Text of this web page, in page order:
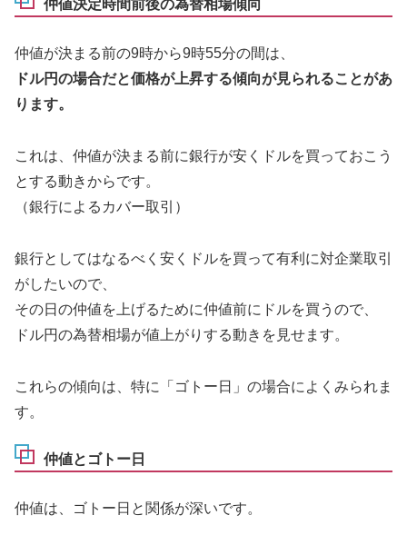
仲値決定時間前後の為替相場傾向
仲値が決まる前の9時から9時55分の間は、
ドル円の場合だと価格が上昇する傾向が見られることがあ
ります。
これは、仲値が決まる前に銀行が安くドルを買っておこう
とする動きからです。
（銀行によるカバー取引）
銀行としてはなるべく安くドルを買って有利に対企業取引
がしたいので、
その日の仲値を上げるために仲値前にドルを買うので、
ドル円の為替相場が値上がりする動きを見せます。
これらの傾向は、特に「ゴトー日」の場合によくみられま
す。
仲値とゴトー日
仲値は、ゴトー日と関係が深いです。